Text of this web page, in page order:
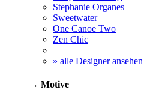
Stephanie Organes
Sweetwater
One Canoe Two
Zen Chic
» alle Designer ansehen
→ Motive